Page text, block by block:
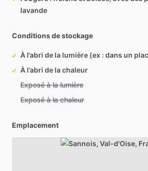
lavande
Conditions de stockage
À l’abri de la lumière (ex : dans un
À l’abri de la chaleur
Exposé à la lumière
Exposé à la chaleur
Emplacement